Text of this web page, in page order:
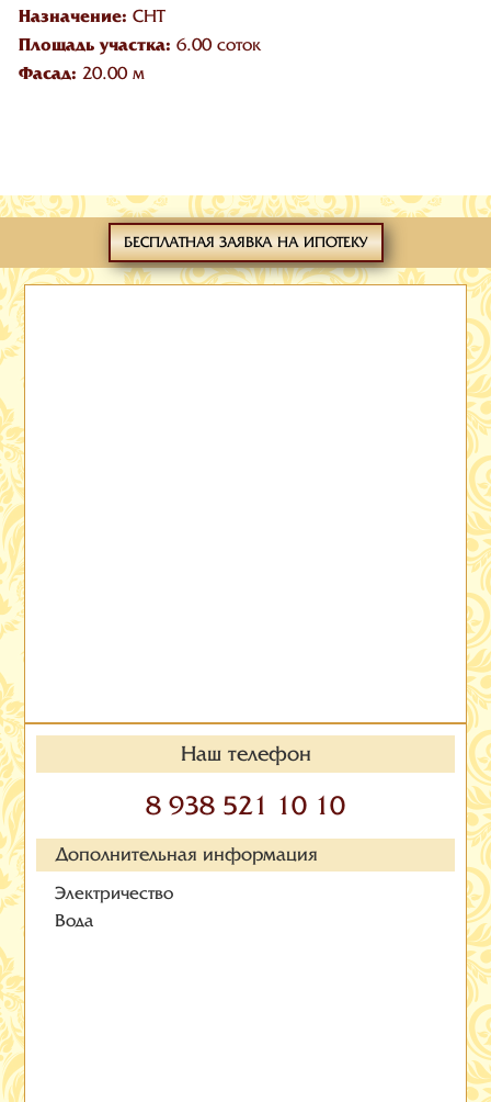
Назначение: СНТ
Площадь участка: 6.00 соток
Фасад: 20.00 м
БЕСПЛАТНАЯ ЗАЯВКА НА ИПОТЕКУ
Наш телефон
8 938 521 10 10
Дополнительная информация
Электричество
Вода